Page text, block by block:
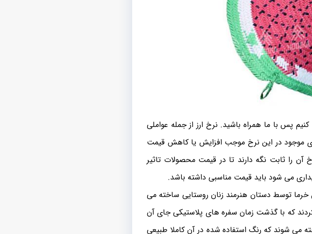
پس با ما همراه باشید. نرخ ارز از جمله عواملی
موجود در این نرخ موجب افزایش یا کاهش قیمت
را ثابت نگه دارند تا در قیمت محصولات تاثیر
می شود باید قیمت مناسبی داشته باشد.
توسط دستان هنرمند زنان روستایی ساخته می
که با گذشت زمان سفره های پلاستیکی جای آن
می شوند که رنگ استفاده شده در آن کاملا طبیعی